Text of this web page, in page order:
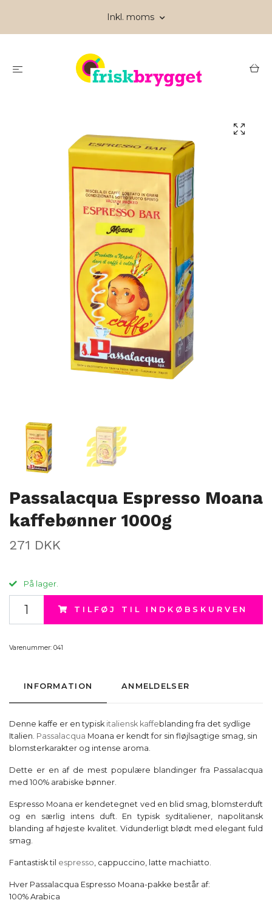
Inkl. moms
Passalacqua Espresso Moana
kaffebønner 1000g
271 DKK
På lager.
TILFØJ TIL INDKØBSKURVEN
Varenummer: 041
INFORMATION ANMELDELSER
Denne kaffe er en typisk italiensk kaffe blanding fra det sydlige
Italien. Passalacqua Moana er kendt for sin fløjlsagtige smag, sin
blomsterkarakter og intense aroma.
Dette er en af de mest populære blandinger fra Passalacqua
med 100% arabiske bønner.
Espresso Moana er kendetegnet ved en blid smag, blomsterduft
og en særlig intens duft. En typisk syditaliener, napolitansk
blanding af højeste kvalitet. Vidunderligt blødt med elegant fuld
smag.
Fantastisk til espresso, cappuccino, latte machiatto.
Hver Passalacqua Espresso Moana-pakke består af:
100% Arabica